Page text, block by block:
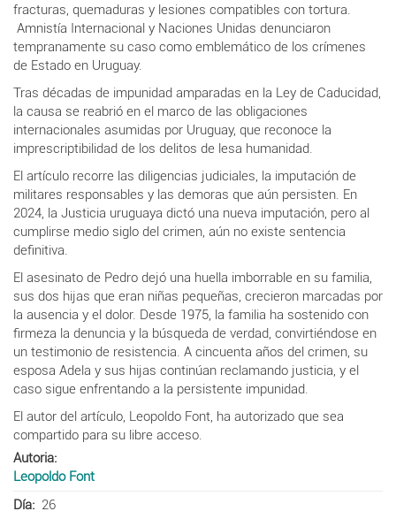
fracturas, quemaduras y lesiones compatibles con tortura.
Amnistía Internacional y Naciones Unidas denunciaron
tempranamente su caso como emblemático de los crímenes
de Estado en Uruguay.
Tras décadas de impunidad amparadas en la Ley de Caducidad,
la causa se reabrió en el marco de las obligaciones
internacionales asumidas por Uruguay, que reconoce la
imprescriptibilidad de los delitos de lesa humanidad.
El artículo recorre las diligencias judiciales, la imputación de
militares responsables y las demoras que aún persisten. En
2024, la Justicia uruguaya dictó una nueva imputación, pero al
cumplirse medio siglo del crimen, aún no existe sentencia
definitiva.
El asesinato de Pedro dejó una huella imborrable en su familia,
sus dos hijas que eran niñas pequeñas, crecieron marcadas por
la ausencia y el dolor. Desde 1975, la familia ha sostenido con
firmeza la denuncia y la búsqueda de verdad, convirtiéndose en
un testimonio de resistencia. A cincuenta años del crimen, su
esposa Adela y sus hijas continúan reclamando justicia, y el
caso sigue enfrentando a la persistente impunidad.
El autor del artículo, Leopoldo Font, ha autorizado que sea
compartido para su libre acceso.
Autoria
Leopoldo Font
Día
26